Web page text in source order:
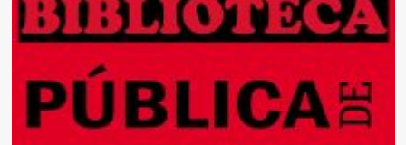
Imbariê
nos
Trilhos
do
movimento
#RioporInteiro
na